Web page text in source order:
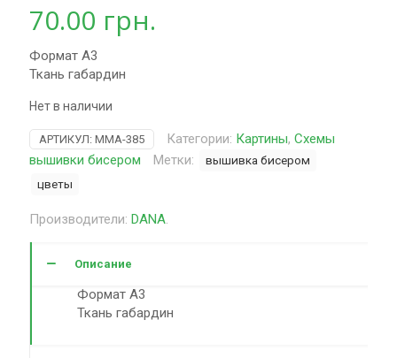
70.00 грн.
Формат А3
Ткань габардин
Нет в наличии
АРТИКУЛ: MMA-385 Категории: Картины, Схемы
вышивки бисером
Метки:
вышивка бисером
цветы
Производители: DANA.
Описание
Формат А3
Ткань габардин